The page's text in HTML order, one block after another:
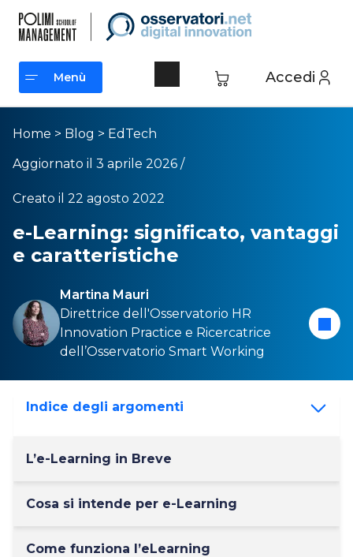
Accedi
Menù
Menù
Home > Blog > EdTech
Aggiornato il 3 aprile 2026 /
Creato il 22 agosto 2022
e-Learning: significato, vantaggi
e caratteristiche
Martina Mauri
Direttrice dell'Osservatorio HR
Innovation Practice e Ricercatrice
dell’Osservatorio Smart Working
Indice degli argomenti
L’e-Learning in Breve
Cosa si intende per e-Learning
Come funziona l’eLearning